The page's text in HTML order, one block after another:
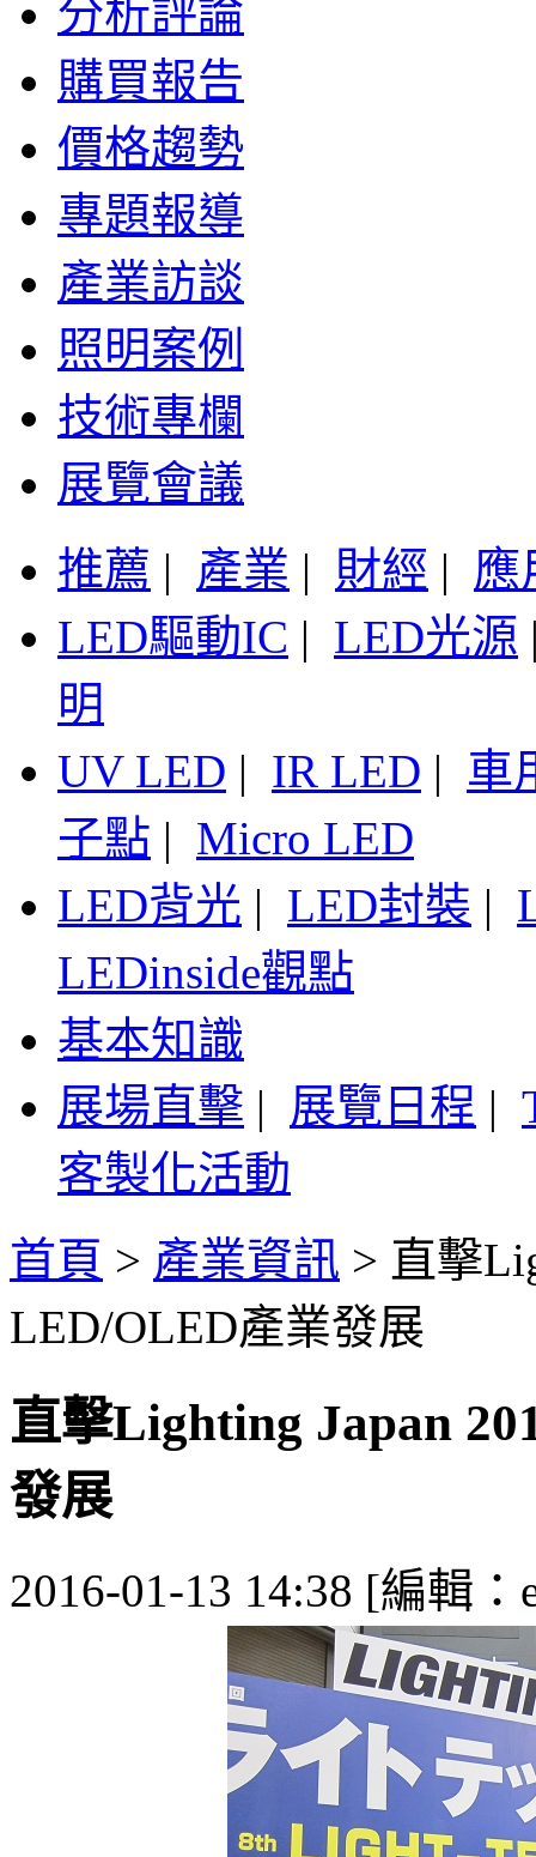
分析評論
購買報告
價格趨勢
專題報導
產業訪談
照明案例
技術專欄
展覽會議
推薦 | 產業 | 財經 | 應
LED驅動IC | LED光源
明
UV LED | IR LED | 車
子點 | Micro LED
LED背光 | LED封裝 |
LEDinside觀點
基本知識
展場直擊 | 展覽日程 |
客製化活動
首頁 > 產業資訊 > 直擊
LED/OLED產業發展
直擊Lighting Japan
發展
2016-01-13 14:38 [編輯：